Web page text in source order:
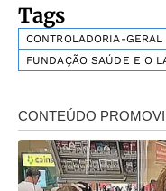
Tags
CONTROLADORIA-
FUNDAÇÃO SAÚDE E O